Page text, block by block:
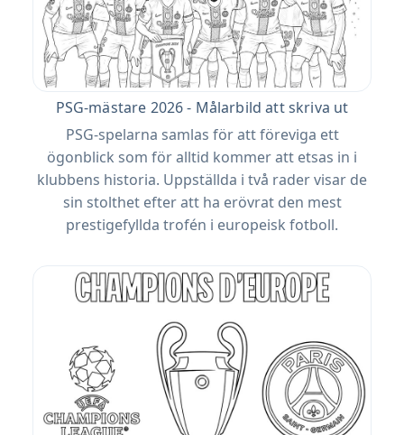
PSG-mästare 2026 - Målarbild att skriva ut
PSG-spelarna samlas för att föreviga ett
ögonblick som för alltid kommer att etsas in i
klubbens historia. Uppställda i två rader visar de
sin stolthet efter att ha erövrat den mest
prestigefyllda trofén i europeisk fotboll.